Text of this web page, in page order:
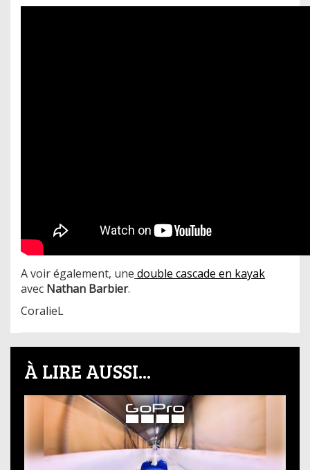
A voir également, une double cascade en kayak
avec Nathan Barbier.
CoralieL
À LIRE AUSSI...